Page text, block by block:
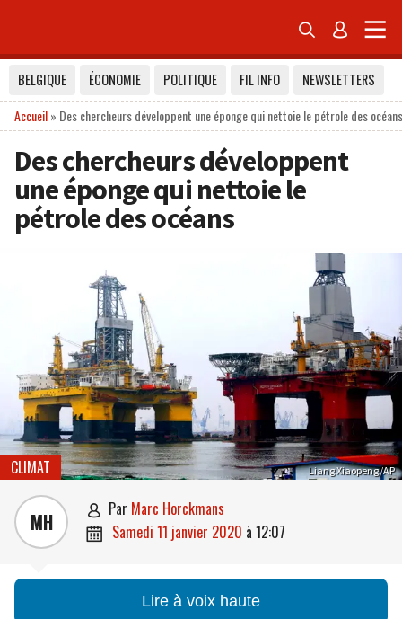
 
BELGIQUE ÉCONOMIE POLITIQUE FIL INFO
NEWSLETTERS
Accueil» Des chercheurs développent une éponge qui nettoie le pétrole des océans
Des chercheurs développent
une éponge qui nettoie le
pétrole des océans
Liang Xiaopeng/AP
CLIMAT
MH  par Marc Horckmans
 samedi 11 janvier 2020 à 12:07
Lire à voix haute